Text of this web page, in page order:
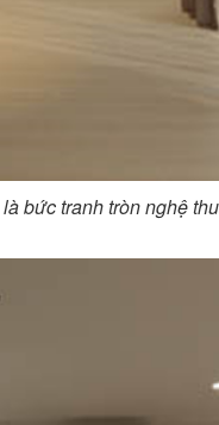
bức tranh tròn nghệ